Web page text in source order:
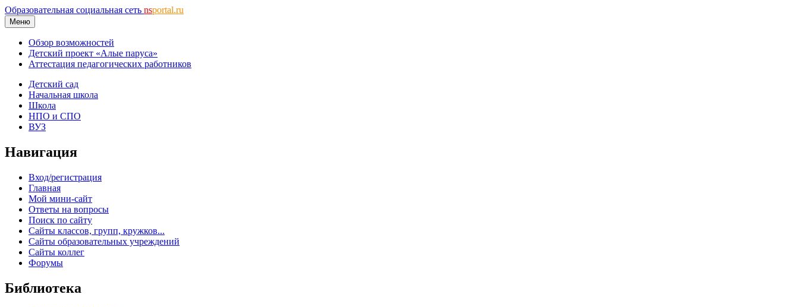
Образовательная социальная сеть nsportal.ru
Меню
Обзор возможностей
Детский проект «Алые паруса»
Аттестация педагогических работников
Детский сад
Начальная школа
Школа
НПО и СПО
ВУЗ
Навигация
Вход/регистрация
Главная
Мой мини-сайт
Ответы на вопросы
Поиск по сайту
Сайты классов, групп, кружков...
Сайты образовательных учреждений
Сайты коллег
Форумы
Библиотека